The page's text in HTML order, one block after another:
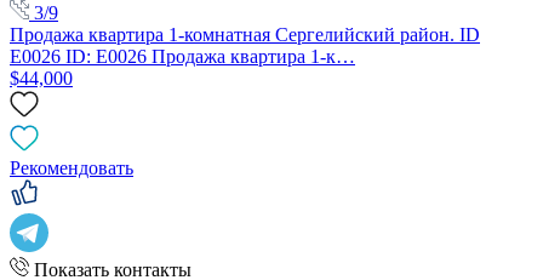
3/9
Продажа квартира 1-комнатная Сергелийский район. ID
E0026 ID: E0026 Продажа квартира 1-к…
$44,000
Рекомендовать
Показать контакты